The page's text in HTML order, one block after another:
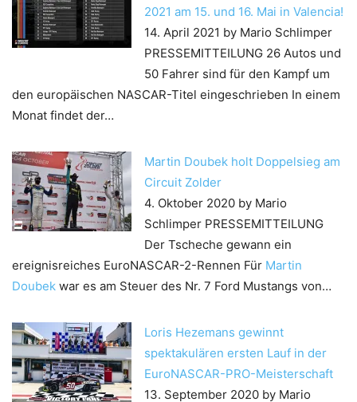
2021 am 15. und 16. Mai in Valencia!
14. April 2021 by Mario Schlimper
PRESSEMITTEILUNG 26 Autos und
50 Fahrer sind für den Kampf um
den europäischen NASCAR-Titel eingeschrieben In einem
Monat findet der…
Martin Doubek holt Doppelsieg am
Circuit Zolder
4. Oktober 2020 by Mario
Schlimper PRESSEMITTEILUNG
Der Tscheche gewann ein
ereignisreiches EuroNASCAR-2-Rennen Für Martin
Doubek war es am Steuer des Nr. 7 Ford Mustangs von…
Loris Hezemans gewinnt
spektakulären ersten Lauf in der
EuroNASCAR-PRO-Meisterschaft
13. September 2020 by Mario